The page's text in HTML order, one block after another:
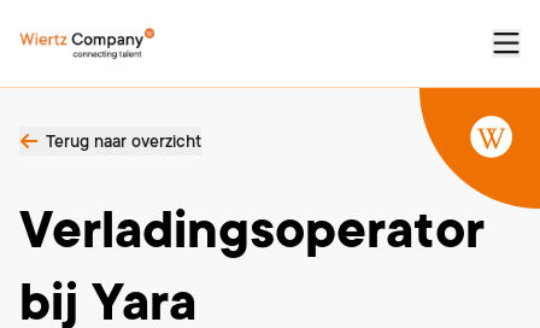
Terug naar overzicht
Verladingsoperator
bij Yara